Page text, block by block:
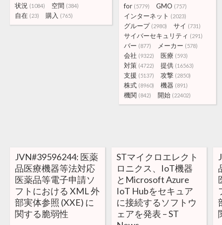
状況 (1084) 空間 (384)
自在 (23) 購入 (765)
for (5779) GMO (757)
インターネット (2023)
グループ (2980) サイ (731)
サイバーセキュリティ (291)
バー (877) メーカー (578)
会社 (9322) 医療 (593)
対策 (4722) 提供 (16563)
支援 (5137) 攻撃 (2850)
株式 (8960) 機器 (891)
機関 (842) 開始 (22402)
JVN#39596244: 医薬
品医療機器等法対応
医薬品等電子申請ソ
フトにおける XML 外
部実体参照 (XXE) に
関する脆弱性
STマイクロエレクト
ロニクス、IoT機器
とMicrosoft Azure
IoT Hubをセキュア
に接続するソフトウ
ェアを発表 – ST